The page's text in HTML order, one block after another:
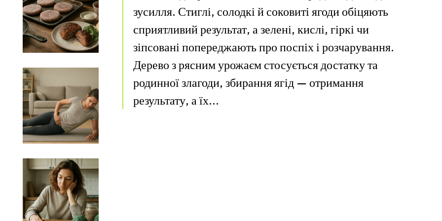
зусилля. Стиглі, солодкі й соковиті ягоди обіцяють
сприятливий результат, а зелені, кислі, гіркі чи
зіпсовані попереджають про поспіх і розчарування.
Дерево з рясним урожаєм стосується достатку та
родинної злагоди, збирання ягід — отримання
результату, а їх...